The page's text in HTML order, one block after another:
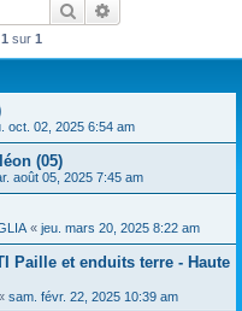
r
Rechercher
1 sur 1
oct. 02, 2025 6:54 am
(05)
août 05, 2025 7:45 am
« jeu. mars 20, 2025 8:22 am
Paille et enduits terre - Haute
sam. févr. 22, 2025 10:39 am